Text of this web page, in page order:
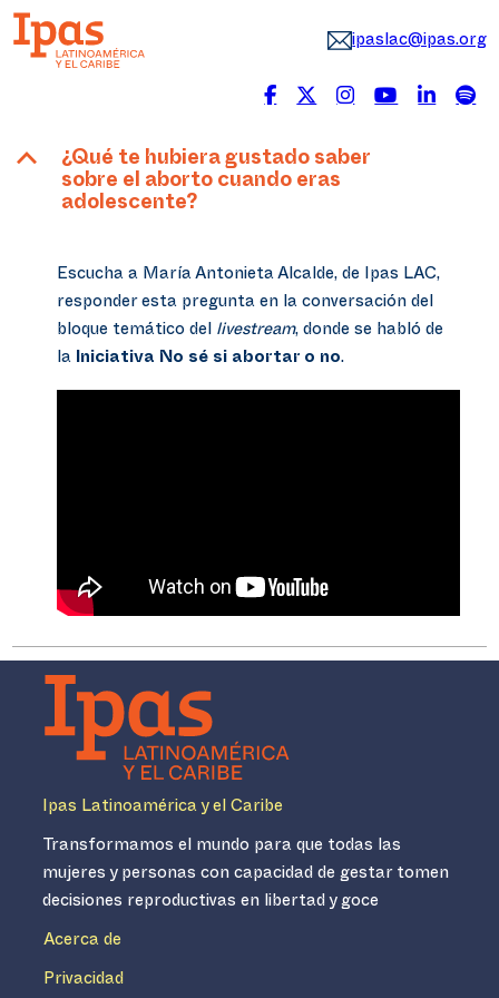
ipaslac@ipas.org
B ¿Qué te hubiera gustado saber
sobre el aborto cuando eras
adolescente?
Escucha a María Antonieta Alcalde, de Ipas LAC,
responder esta pregunta en la conversación del
bloque temático del livestream, donde se habló de
la Iniciativa No sé si abortar o no.
Ipas Latinoamérica y el Caribe
Transformamos el mundo para que todas las
mujeres y personas con capacidad de gestar tomen
decisiones reproductivas en libertad y goce
Acerca de
Privacidad